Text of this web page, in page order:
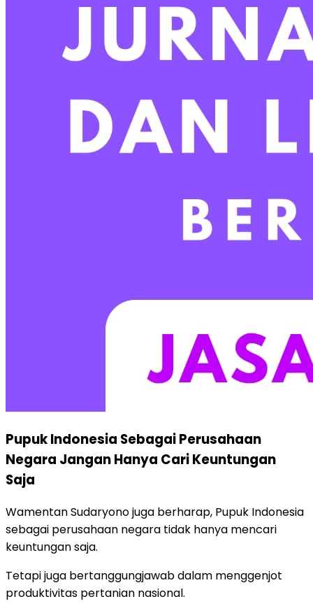
Pupuk Indonesia Sebagai Perusahaan
Negara Jangan Hanya Cari Keuntungan
Saja
Wamentan Sudaryono juga berharap, Pupuk Indonesia
sebagai perusahaan negara tidak hanya mencari
keuntungan saja.
Tetapi juga bertanggungjawab dalam menggenjot
produktivitas pertanian nasional.